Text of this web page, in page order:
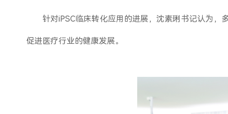
针对iPSC临床转化应用的进展，沈素琍书记认为，
促进医疗行业的健康发展。